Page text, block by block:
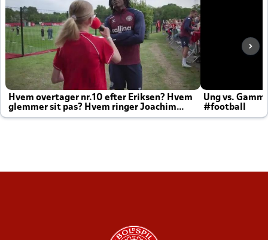
Hvem overtager nr.10 efter Eriksen? Hvem
glemmer sit pas? Hvem ringer Joachim
altid til efter kampe?
Ung vs.
#football